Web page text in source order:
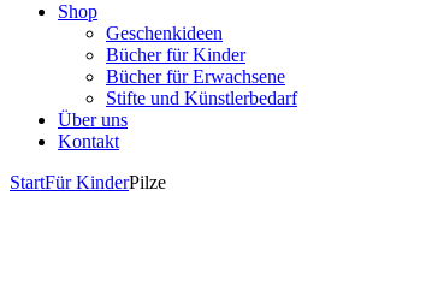
Shop
Geschenkideen
Bücher für Kinder
Bücher für Erwachsene
Stifte und Künstlerbedarf
Über uns
Kontakt
StartFür KinderPilze